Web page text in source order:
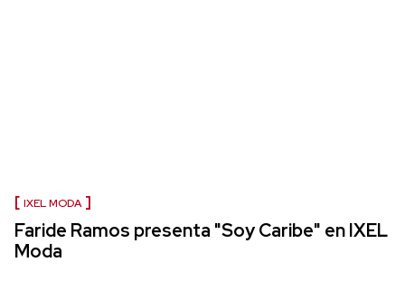
IXEL MODA
Faride Ramos presenta "Soy Caribe" en IXEL
Moda